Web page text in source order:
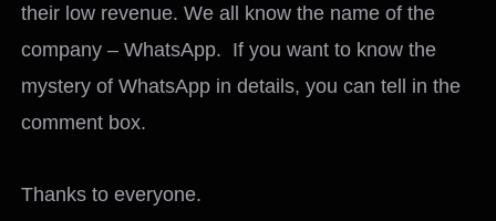
their low revenue. We all know the name of the
company – WhatsApp. If you want to know the
mystery of WhatsApp in details, you can tell in the
comment box.
Thanks to everyone.